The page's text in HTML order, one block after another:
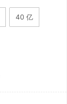
40 亿